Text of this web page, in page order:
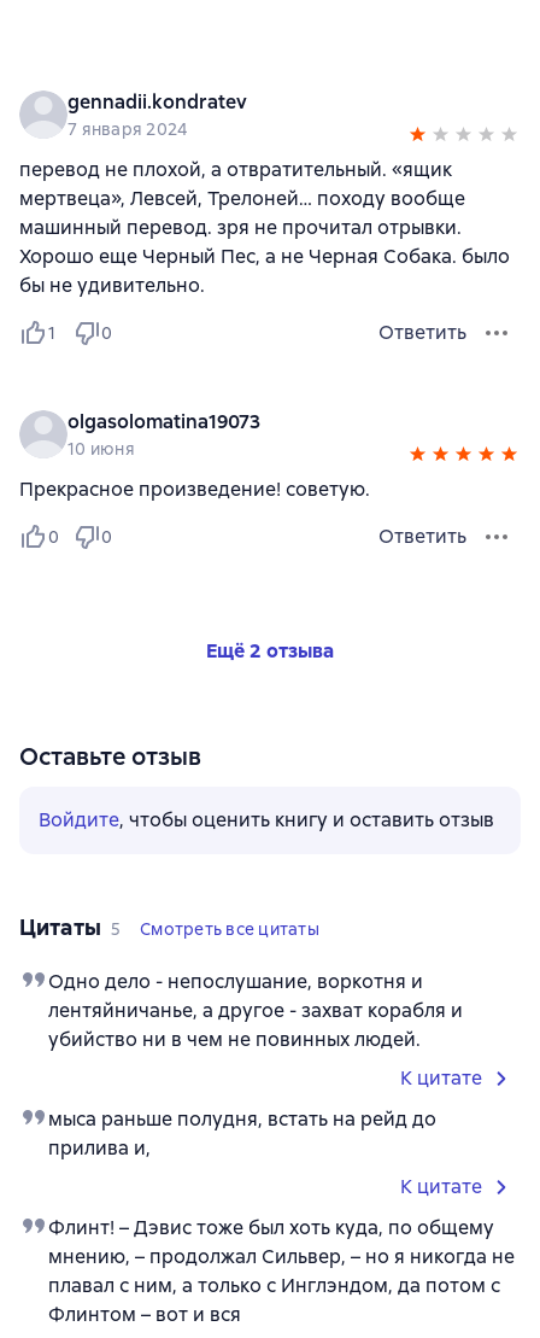
gennadii.kondratev
7 января 2024
перевод не плохой, а отвратительный. «ящик
мертвеца», Левсей, Трелоней… походу вообще
машинный перевод. зря не прочитал отрывки.
Хорошо еще Черный Пес, а не Черная Собака. было
бы не удивительно.
1 0 Ответить
olgasolomatina19073
10 июня
Прекрасное произведение! советую.
0 0 Ответить
Ещё 2 отзыва
Оставьте отзыв
Войдите, чтобы оценить книгу и оставить отзыв
Цитаты 5 Смотреть все цитаты
Одно дело - непослушание, воркотня и
лентяйничанье, а другое - захват корабля и
убийство ни в чем не повинных людей.
К цитате
мыса раньше полудня, встать на рейд до
прилива и,
К цитате
Флинт! – Дэвис тоже был хоть куда, по общему
мнению, – продолжал Сильвер, – но я никогда не
плавал с ним, а только с Инглэндом, да потом с
Флинтом – вот и вся